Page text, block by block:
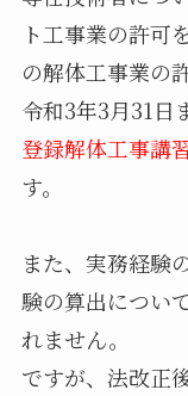
ト工事業の許可
の解体工事業の
令和3年3月31日
登録解体工事講
す。
また、実務経験
験の算出につい
れません。
ですが、法改正